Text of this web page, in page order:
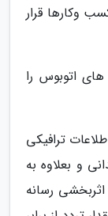
وکارها قرار
های اتوبوس را
ترافیکی
و بعلاوه به
رسانه